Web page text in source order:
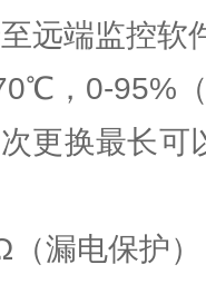
远端监控软
，0-95%
更换最长可
漏电保护）